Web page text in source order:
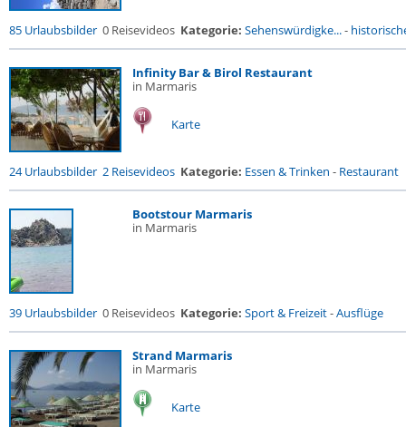
85 Urlaubsbilder 0 Reisevideos Kategorie: Sehenswürdigke...-
Infinity Bar & Birol Restaurant
in Marmaris
Karte
24 Urlaubsbilder 2 Reisevideos Kategorie: Essen & Trinken - Restaurant
Bootstour Marmaris
in Marmaris
39 Urlaubsbilder 0 Reisevideos Kategorie: Sport & Freizeit-Ausflüge
Strand Marmaris
in Marmaris
Karte